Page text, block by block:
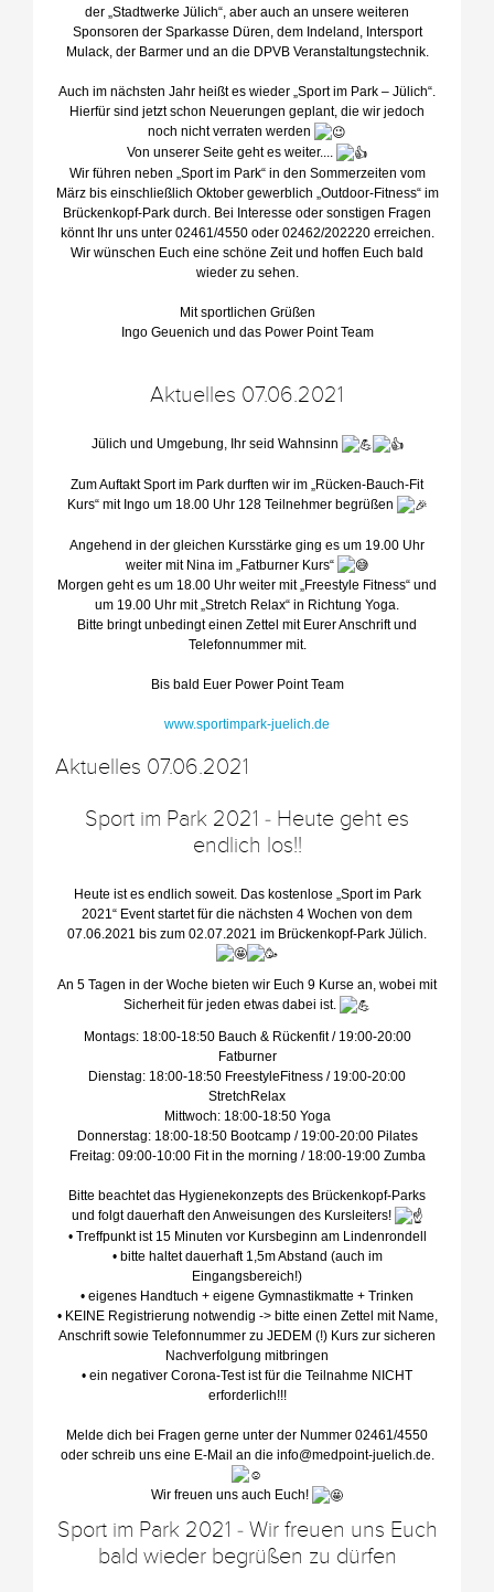
der „Stadtwerke Jülich“, aber auch an unsere weiteren
Sponsoren der Sparkasse Düren, dem Indeland, Intersport
Mulack, der Barmer und an die DPVB Veranstaltungstechnik.
Auch im nächsten Jahr heißt es wieder „Sport im Park – Jülich“.
Hierfür sind jetzt schon Neuerungen geplant, die wir jedoch
noch nicht verraten werden
Von unserer Seite geht es weiter....
Wir führen neben „Sport im Park“ in den Sommerzeiten vom
März bis einschließlich Oktober gewerblich „Outdoor-Fitness“ im
Brückenkopf-Park durch. Bei Interesse oder sonstigen Fragen
könnt Ihr uns unter 02461/4550 oder 02462/202220 erreichen.
Wir wünschen Euch eine schöne Zeit und hoffen Euch bald
wieder zu sehen.
Mit sportlichen Grüßen
Ingo Geuenich und das Power Point Team
Aktuelles 07.06.2021
Jülich und Umgebung, Ihr seid Wahnsinn
Zum Auftakt Sport im Park durften wir im „Rücken-Bauch-Fit
Kurs“ mit Ingo um 18.00 Uhr 128 Teilnehmer begrüßen
Angehend in der gleichen Kursstärke ging es um 19.00 Uhr
weiter mit Nina im „Fatburner Kurs“
Morgen geht es um 18.00 Uhr weiter mit „Freestyle Fitness“ und
um 19.00 Uhr mit „Stretch Relax“ in Richtung Yoga.
Bitte bringt unbedingt einen Zettel mit Eurer Anschrift und
Telefonnummer mit.
Bis bald Euer Power Point Team
www.sportimpark-juelich.de
Aktuelles 07.06.2021
Sport im Park 2021 - Heute geht es
endlich los!!
Heute ist es endlich soweit. Das kostenlose „Sport im Park
2021“ Event startet für die nächsten 4 Wochen von dem
07.06.2021 bis zum 02.07.2021 im Brückenkopf-Park Jülich.
An 5 Tagen in der Woche bieten wir Euch 9 Kurse an, wobei mit
Sicherheit für jeden etwas dabei ist.
Montags: 18:00-18:50 Bauch & Rückenfit / 19:00-20:00
Fatburner
Dienstag: 18:00-18:50 FreestyleFitness / 19:00-20:00
StretchRelax
Mittwoch: 18:00-18:50 Yoga
Donnerstag: 18:00-18:50 Bootcamp / 19:00-20:00 Pilates
Freitag: 09:00-10:00 Fit in the morning / 18:00-19:00 Zumba
Bitte beachtet das Hygienekonzepts des Brückenkopf-Parks
und folgt dauerhaft den Anweisungen des Kursleiters!
• Treffpunkt ist 15 Minuten vor Kursbeginn am Lindenrondell
• bitte haltet dauerhaft 1,5m Abstand (auch im
Eingangsbereich!)
• eigenes Handtuch + eigene Gymnastikmatte + Trinken
• KEINE Registrierung notwendig -> bitte einen Zettel mit Name,
Anschrift sowie Telefonnummer zu JEDEM (!) Kurs zur sicheren
Nachverfolgung mitbringen
• ein negativer Corona-Test ist für die Teilnahme NICHT
erforderlich!!!
Melde dich bei Fragen gerne unter der Nummer 02461/4550
oder schreib uns eine E-Mail an die info@medpoint-juelich.de.
Wir freuen uns auch Euch!
Sport im Park 2021 - Wir freuen uns Euch
bald wieder begrüßen zu dürfen